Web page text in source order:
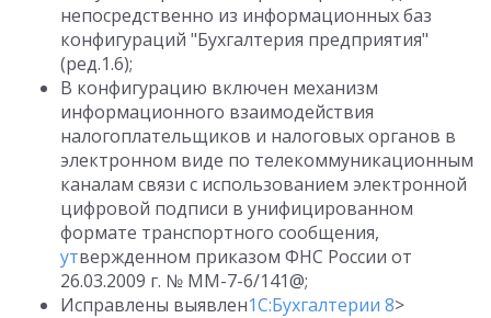
непосредственно из информационных баз
конфигураций "Бухгалтерия предприятия"
(ред.1.6);
В конфигурацию включен механизм
информационного взаимодействия
налогоплательщиков и налоговых органов в
электронном виде по телекоммуникационным
каналам связи с использованием электронной
цифровой подписи в унифицированном
формате транспортного сообщения,
утвержденном приказом ФНС России от
26.03.2009 г. № ММ-7-6/141@;
Исправлены выявлен1С:Бухгалтерии 8>